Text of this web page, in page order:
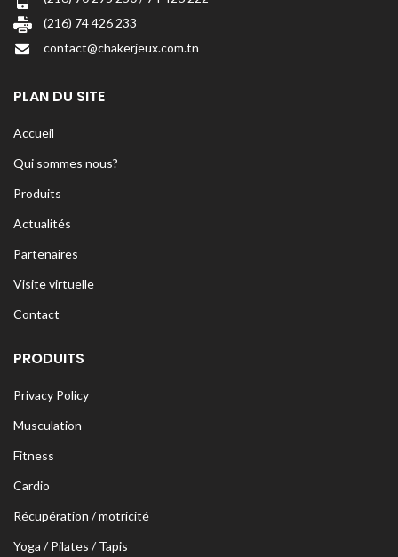
(216) 74 426 233
contact@chakerjeux.com.tn
PLAN DU SITE
Accueil
Qui sommes nous?
Produits
Actualités
Partenaires
Visite virtuelle
Contact
PRODUITS
Privacy Policy
Musculation
Fitness
Cardio
Récupération / motricité
Yoga / Pilates / Tapis